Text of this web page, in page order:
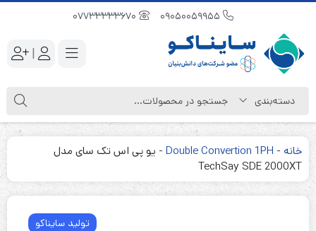
|
خانه -
Double Convertion 1PH
- یو پی اس تک سای مدل
TechSay SDE 2000XT
تولید سایناکو